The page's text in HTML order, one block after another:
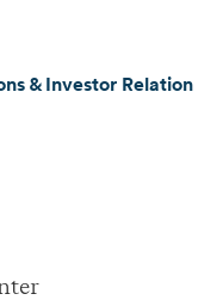
& Investor Relations